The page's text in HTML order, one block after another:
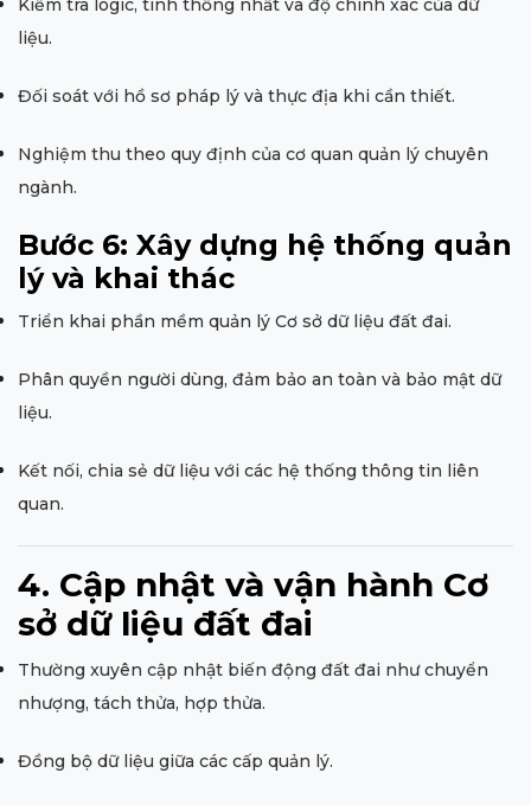
Kiểm tra logic, tính thống nhất và độ chính xác của dữ
liệu.
Đối soát với hồ sơ pháp lý và thực địa khi cần thiết.
Nghiệm thu theo quy định của cơ quan quản lý chuyên
ngành.
Bước 6: Xây dựng hệ thống quản
lý và khai thác
Triển khai phần mềm quản lý Cơ sở dữ liệu đất đai.
Phân quyền người dùng, đảm bảo an toàn và bảo mật dữ
liệu.
Kết nối, chia sẻ dữ liệu với các hệ thống thông tin liên
quan.
4. Cập nhật và vận hành Cơ
sở dữ liệu đất đai
Thường xuyên cập nhật biến động đất đai như chuyển
nhượng, tách thửa, hợp thửa.
Đồng bộ dữ liệu giữa các cấp quản lý.